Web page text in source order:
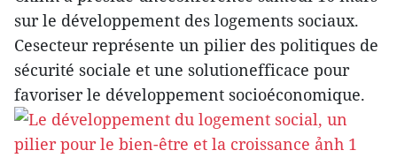
sur le développement des logements sociaux.
Cesecteur représente un pilier des politiques de
sécurité sociale et une solutionefficace pour
favoriser le développement socioéconomique.